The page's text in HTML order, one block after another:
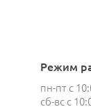
Режим
пн-пт с
сб-вс с